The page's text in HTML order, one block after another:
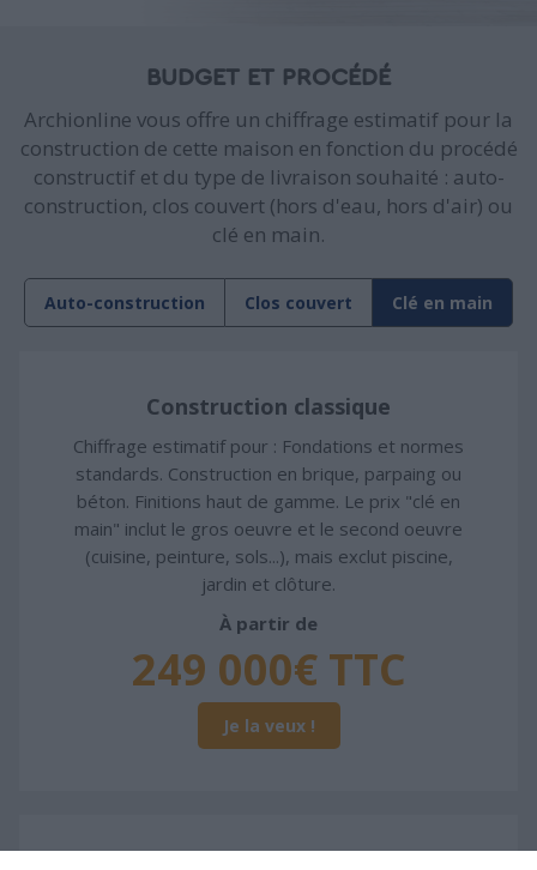
BUDGET ET PROCÉDÉ
Archionline vous offre un chiffrage estimatif pour la
construction de cette maison en fonction du procédé
constructif et du type de livraison souhaité : auto-
construction, clos couvert (hors d'eau, hors d'air) ou
clé en main.
Auto-construction Clos couvert Clé en main
Construction classique
Chiffrage estimatif pour : Fondations et normes
standards. Construction en brique, parpaing ou
béton. Finitions haut de gamme. Le prix "clé en
main" inclut le gros oeuvre et le second oeuvre
(cuisine, peinture, sols...), mais exclut piscine,
jardin et clôture.
À partir de
249 000€ TTC
Je la veux !